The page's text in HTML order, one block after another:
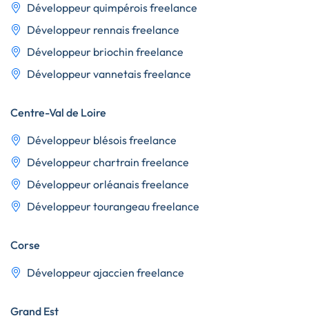
Développeur quimpérois freelance
Développeur rennais freelance
Développeur briochin freelance
Développeur vannetais freelance
Centre-Val de Loire
Développeur blésois freelance
Développeur chartrain freelance
Développeur orléanais freelance
Développeur tourangeau freelance
Corse
Développeur ajaccien freelance
Grand Est